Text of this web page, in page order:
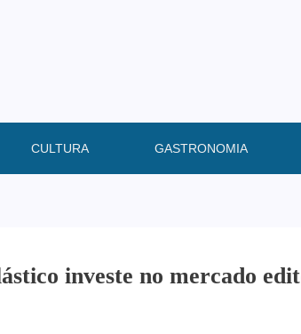
CULTURA GASTRONOMIA
investe no mercado